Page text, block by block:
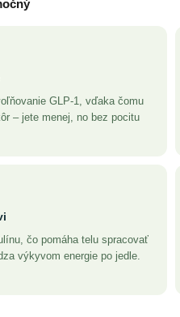
GLP-1, vďaka čomu
– jete menej, no bez pocitu
čo pomáha telu spracovať
výkyvom energie po jedle.